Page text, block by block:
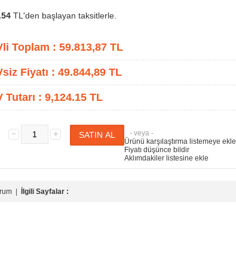
TL'den başlayan taksitlerle.
Toplam : 59.813,87 TL
Fiyatı : 49.844,89 TL
Tutarı : 9,124.15 TL
- veya -
Ürünü karşılaştırma listemeye ekle
Fiyatı düşünce bildir
Aklımdakiler listesine ekle
İlgili Sayfalar :